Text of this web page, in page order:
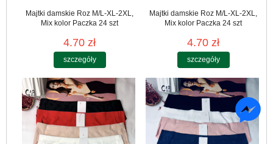
Majtki damskie Roz M/L-XL-2XL,
Mix kolor Paczka 24 szt
4.70 zł
szczegóły
Majtki damskie Roz M/L-XL-2XL,
Mix kolor Paczka 24 szt
4.70 zł
szczegóły